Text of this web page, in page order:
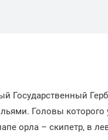
Государственный
Головы которого
орла – скипетр, в